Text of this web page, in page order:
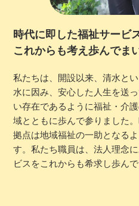
時代に即した福祉サービ
これからも考え歩んでま
私たちは、開設以来、清水と
水に因み、安心した人生を送
い存在であるように福祉・介
域とともに歩んで参りました
拠点は地域福祉の一助となる
す。私たち職員は、法人理念
ビスをこれからも希求し歩んで